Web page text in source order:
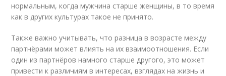
нормальным, когда мужчина старше женщины, в то время
как в других культурах такое не принято.
Также важно учитывать, что разница в возрасте между
партнёрами может влиять на их взаимоотношения. Если
один из партнёров намного старше другого, это может
привести к различиям в интересах, взглядах на жизнь и